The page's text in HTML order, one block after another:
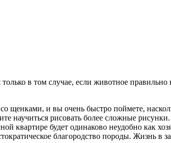
в том случае, если животное
щенками, и вы очень быстро поймете,
научиться рисовать более сложные
квартире будет одинаково неудобно как
благородство породы. Жизнь в